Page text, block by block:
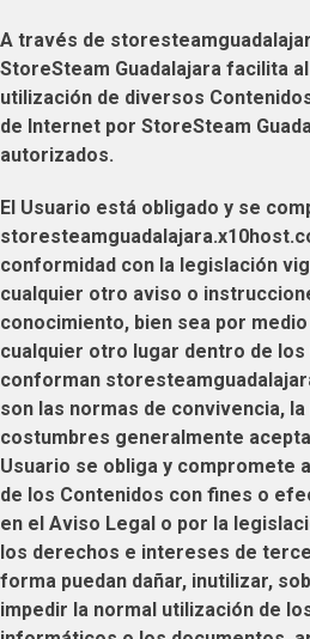
A través de
StoreSteam Guadalajara facilita al
utilización de diversos
de Internet por StoreSteam
autorizados.
El Usuario está obligado y se
conformidad con la legislación
cualquier otro aviso o
conocimiento, bien sea por
cualquier otro lugar dentro de los
conforman
son las normas de convivencia,
costumbres generalmente
Usuario se obliga y compromete
de los Contenidos con fines o
en el Aviso Legal o por la
los derechos e intereses de
forma puedan dañar, inutilizar,
impedir la normal utilización de